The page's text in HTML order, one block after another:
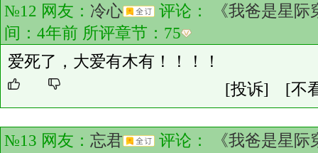
№12 网友： 冷心 评论：
《我爸是星
间：4年前 所评章节： 75
爱死了，大爱有木有！！！！
[投诉]
[不
№13 网友： 忘君 评论：
《我爸是星